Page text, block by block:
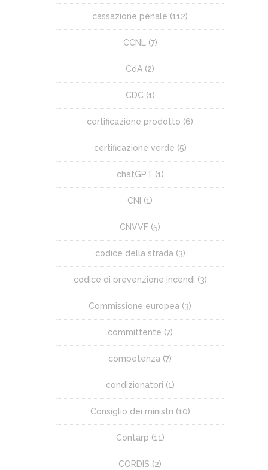
cassazione penale (112)
CCNL (7)
CdA (2)
CDC (1)
certificazione prodotto (6)
certificazione verde (5)
chatGPT (1)
CNI (1)
CNVVF (5)
codice della strada (3)
codice di prevenzione incendi (3)
Commissione europea (3)
committente (7)
competenza (7)
condizionatori (1)
Consiglio dei ministri (10)
Contarp (11)
CORDIS (2)